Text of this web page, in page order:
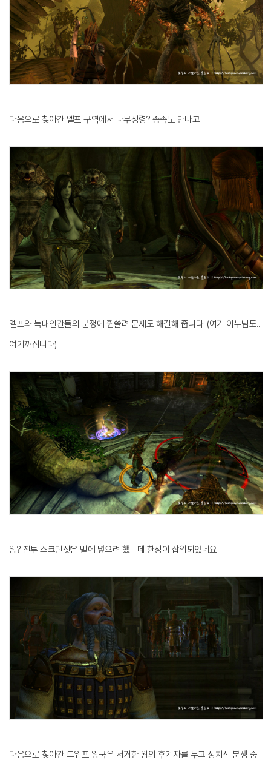
다음으로 찾아간 엘프 구역에서 나무정령? 종족도 만나고
엘프와 늑대인간들의 분쟁에 휩쓸려 문제도 해결해 줍니다. (여기 이누님도..
여기까집니다)
읭? 전투 스크린샷은 밑에 넣으려 했는데 한장이 삽입되었네요.
다음으로 찾아간 드워프 왕국은 서거한 왕의 후계자를 두고 정치적 분쟁 중.